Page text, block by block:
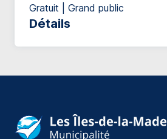
Gratuit | Grand public
Détails